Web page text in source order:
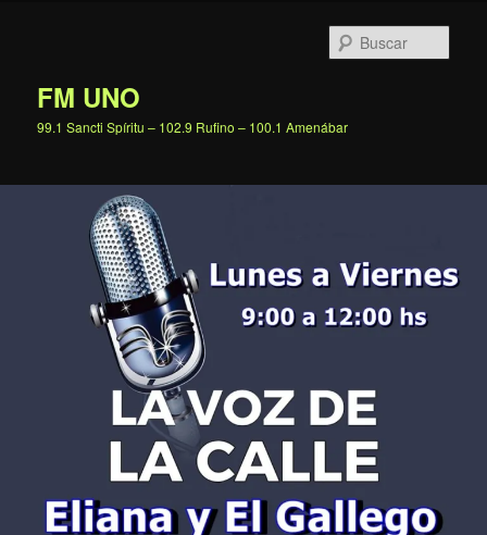
FM UNO
99.1 Sancti Spíritu – 102.9 Rufino – 100.1 Amenábar